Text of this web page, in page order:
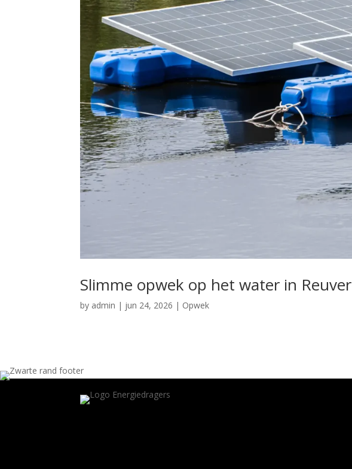
Slimme opwek op het water in Reuver
by admin | jun 24, 2026 | Opwek